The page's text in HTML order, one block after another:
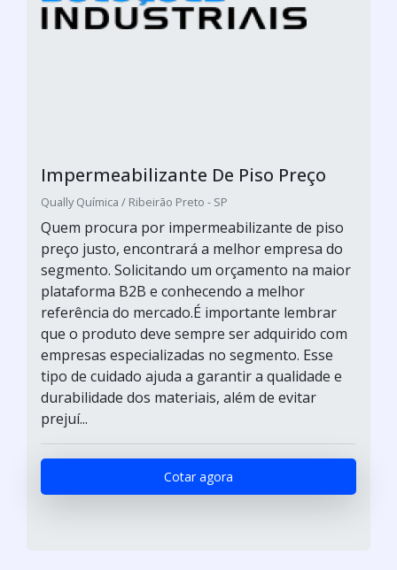
Impermeabilizante De Piso Preço
Qually Química / Ribeirão Preto - SP
Quem procura por impermeabilizante de piso
preço justo, encontrará a melhor empresa do
segmento. Solicitando um orçamento na maior
plataforma B2B e conhecendo a melhor
referência do mercado.É importante lembrar
que o produto deve sempre ser adquirido com
empresas especializadas no segmento. Esse
tipo de cuidado ajuda a garantir a qualidade e
durabilidade dos materiais, além de evitar
prejuí...
Cotar agora